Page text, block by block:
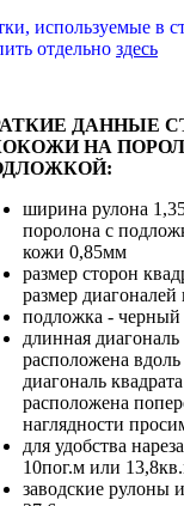
используемые в
отдельно здесь
ДАННЫЕ
НА
ширина рулона
поролона с
кожи 0,85мм
размер сторон
размер
подложка - черный
длинная диагональ
расположена вдоль
диагональ квадрата
расположена
наглядности
для удобства
10пог.м или
заводские рулоны